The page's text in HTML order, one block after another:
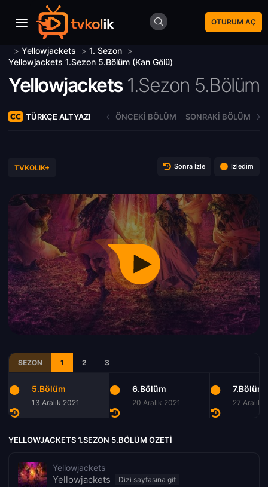
OTURUM AÇ
> Yellowjackets > 1. Sezon >
Yellowjackets 1.Sezon 5.Bölüm (Kan Gölü)
Yellowjackets 1.Sezon 5.Bölüm
TÜRKÇE ALTYAZI ÖNCEKI BÖLÜM SONRAKI BÖLÜM
TVKOLIK+ Sonra İzle İzledim
SEZON 1 2 3
5.Bölüm
13 Aralık 2021
6.Bölüm
20 Aralık 2021
7.Bölüm
27 Aralık
YELLOWJACKETS 1.SEZON 5.BÖLÜM ÖZETI
Yellowjackets
Yellowjackets